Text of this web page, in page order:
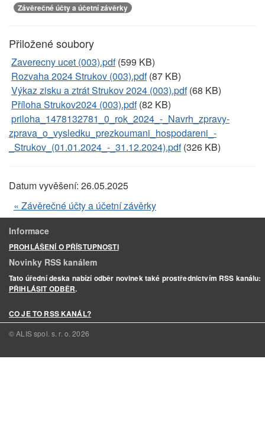
Závěrečné účty a účetní závěrky
Přiložené soubory
Zaverecny ucet (003).pdf(599 KB)
Rozvaha 2024 Strukov (003).pdf(87 KB)
Výkaz zisku a ztrát Strukov 2024 (003).pdf(68 KB)
Příloha Strukov2024 (003).pdf(82 KB)
priloha_1478132781_0_rok_2024_-_Navrh_zpravy-
zprava_o_vysledku_prezkoumani_hospodareni_-
_Strukov_(01.01.2024_-_31.12.2024).pdf(326 KB)
Datum vyvěšení: 26.05.2025
« Závěrečné účty a účetní závěrky
Informace
PROHLÁŠENÍ O PŘÍSTUPNOSTI
Novinky RSS kanálem
Tato úřední deska nabízí odběr novinek také prostřednictvím RSS kanálu:
PŘIHLÁSIT ODBĚR.
CO JE TO RSS KANÁL?
© ALIS spol. s. r. o.2026